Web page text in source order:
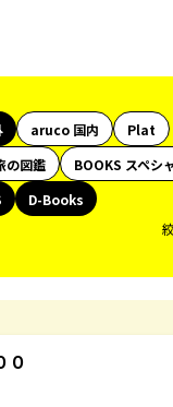
aruco 国内
Plat
の図鑑
BOOKS スペシ
D-Books
０